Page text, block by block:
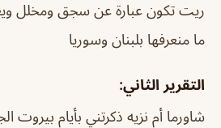
ريت تكون عبارة عن سجق ومخلل
ما منعرفها بلبنان وسوريا
التقرير الثاني:
شاورما أم نزيه ذكرتني بأيام بيروت